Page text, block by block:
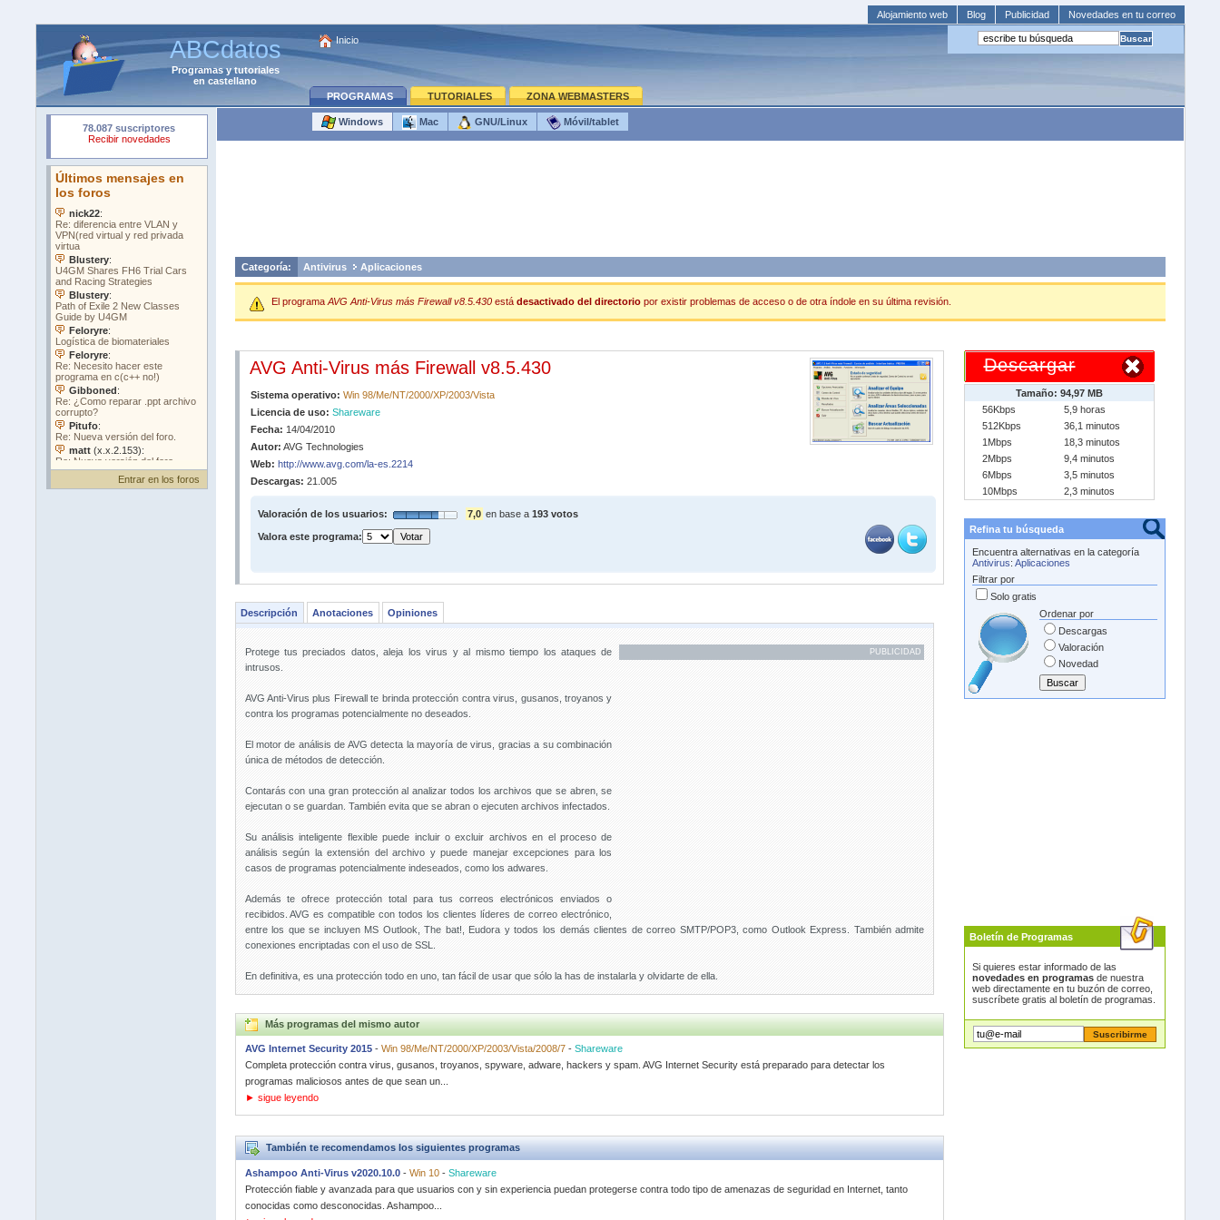
Alojamiento web Blog Publicidad Novedades en tu correo
ABCdatos
Programasytutoriales
en castellano
Inicio
PROGRAMAS TUTORIALES ZONA WEBMASTERS
Entrar en los foros
Windows Mac GNU/Linux Móvil/tablet
Categoría: Antivirus Aplicaciones
El programa AVG Anti-Virus más Firewall v8.5.430está desactivado del directoriopor existir problemas de acceso o de otra índole en su última revisión.
AVG Anti-Virus más Firewall v8.5.430
Sistema operativo: Win 98/Me/NT/2000/XP/2003/Vista
Licencia de uso: Shareware
Fecha: 14/04/2010
Autor: AVG Technologies
Web: http://www.avg.com/la-es.2214
Descargas: 21.005
Valoración de los usuarios: 7,0 en base a 193 votos
Valora este programa:
Descripción Anotaciones Opiniones
PUBLICIDAD
Protege tus preciados datos, aleja los virus y al mismo tiempo los ataques de
intrusos.
AVG Anti-Virus plus Firewall te brinda protección contra virus, gusanos, troyanos y
contra los programas potencialmente no deseados.
El motor de análisis de AVG detecta la mayoría de virus, gracias a su combinación
única de métodos de detección.
Contarás con una gran protección al analizar todos los archivos que se abren, se
ejecutan o se guardan. También evita que se abran o ejecuten archivos infectados.
Su análisis inteligente flexible puede incluir o excluir archivos en el proceso de
análisis según la extensión del archivo y puede manejar excepciones para los
casos de programas potencialmente indeseados, como los adwares.
Además te ofrece protección total para tus correos electrónicos enviados o
recibidos. AVG es compatible con todos los clientes líderes de correo electrónico,
entre los que se incluyen MS Outlook, The bat!, Eudora y todos los demás clientes de correo SMTP/POP3, como Outlook Express. También admite
conexiones encriptadas con el uso de SSL.
En definitiva, es una protección todo en uno, tan fácil de usar que sólo la has de instalarla y olvidarte de ella.
Más programas del mismo autor
AVG Internet Security 2015- Win 98/Me/NT/2000/XP/2003/Vista/2008/7- Shareware
Completa protección contra virus, gusanos, troyanos, spyware, adware, hackers y spam. AVG Internet Security está preparado para detectar los
programas maliciosos antes de que sean un...
► sigue leyendo
También te recomendamos los siguientes programas
Ashampoo Anti-Virus v2020.10.0- Win 10- Shareware
Protección fiable y avanzada para que usuarios con y sin experiencia puedan protegerse contra todo tipo de amenazas de seguridad en Internet, tanto
conocidas como desconocidas. Ashampoo...
Descargar
Tamaño: 94,97 MB
56Kbps
5,9 horas
512Kbps
36,1 minutos
1Mbps
18,3 minutos
2Mbps
9,4 minutos
6Mbps
3,5 minutos
10Mbps
2,3 minutos
Refina tu búsqueda
Encuentra alternativas en la categoría
Antivirus: Aplicaciones
Filtrar por
Solo gratis
Ordenar por
Descargas
Valoración
Novedad
Boletín de Programas
Si quieres estar informado de las
novedades en programasde nuestra
web directamente en tu buzón de correo,
suscríbete gratis al boletín de programas.